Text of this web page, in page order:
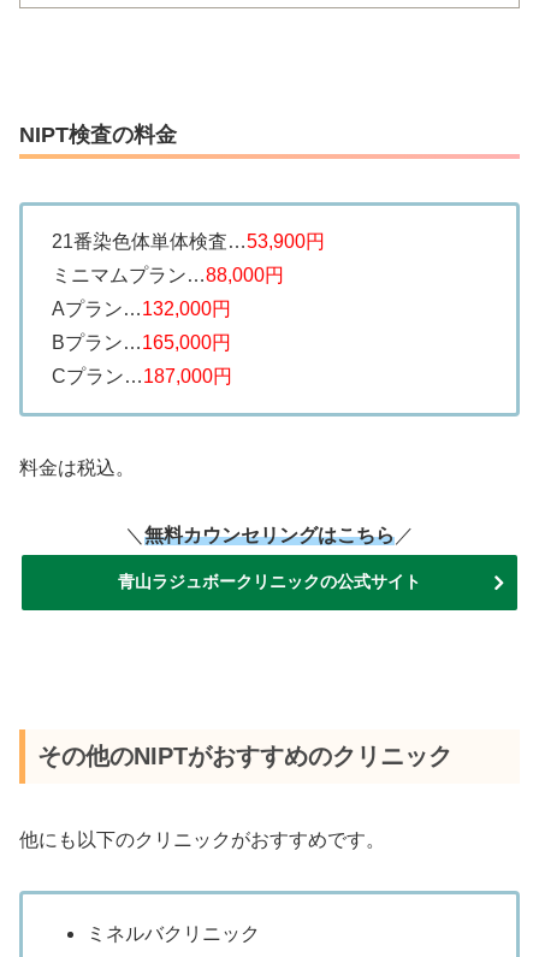
NIPT検査の料金
21番染色体単体検査…53,900円
ミニマムプラン…88,000円
Aプラン…132,000円
Bプラン…165,000円
Cプラン…187,000円
料金は税込。
＼ 無料カウンセリングはこちら ／
青山ラジュボークリニックの公式サイト
その他のNIPTがおすすめのクリニック
他にも以下のクリニックがおすすめです。
ミネルバクリニック